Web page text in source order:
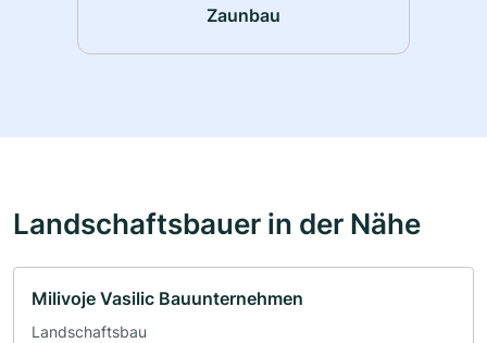
Zaunbau
Landschaftsbauer in der Nähe
Milivoje Vasilic Bauunternehmen
Landschaftsbau